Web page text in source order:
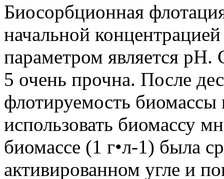
Биосорбционная
начальной
параметром является
5 очень прочна. После
флотируемость
использовать биомассу
биомассе (1 г•л-1) была
активированном угле и